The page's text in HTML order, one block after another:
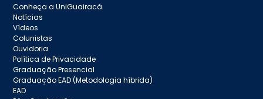
Conheça a UniGuairacá
Notícias
Vídeos
Colunistas
Ouvidoria
Política de Privacidade
Graduação Presencial
Graduação EAD (Metodologia híbrida)
EAD